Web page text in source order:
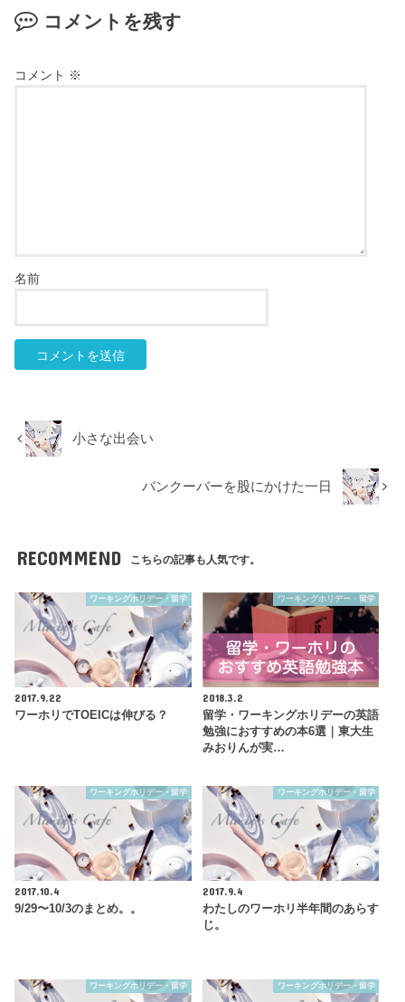
コメントを残す
コメント ※
名前
小さな出会い
バンクーバーを股にかけた一日
RECOMMEND こちらの記事も人気です。
ワーキングホリデー・留学
2017.9.22
ワーホリでTOEICは伸びる？
ワーキングホリデー・留学
2018.3.2
留学・ワーキングホリデーの英語
勉強におすすめの本6選｜東大生
みおりんが実…
ワーキングホリデー・留学
2017.10.4
9/29〜10/3のまとめ。。
ワーキングホリデー・留学
2017.9.4
わたしのワーホリ半年間のあらす
じ。
ワーキングホリデー・留学 ワーキングホリデー・留学